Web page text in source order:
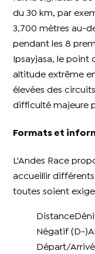
du 30 km, par
3,700 mètres au-
pendant les 8
Ipsayjasa, le point
altitude extrême
élevées des
difficulté majeure
Formats et
L'Andes Race
accueillir
toutes soient
Négatif (D-
Départ/